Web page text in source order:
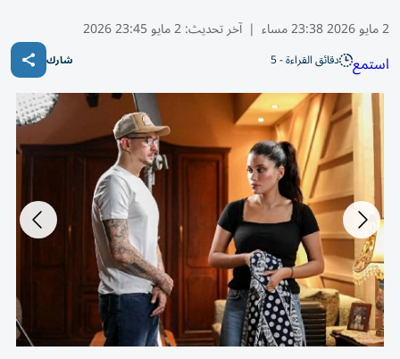
2 مايو 2026 23:38 مساء | آخر تحديث:2 مايو 23:45 2026
استمع دقائق القراءة - 5 شارك